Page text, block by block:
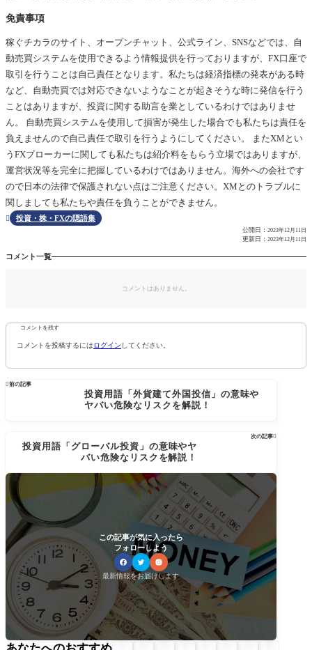
免責事項
稼ぐチカラのサイト、オープンチャット、公式ライン、SNSなどでは、自
動売買システムを使用できるよう情報提供を行っておりますが、FX口座で
取引を行うことは自己責任となります。私たちは経済指標の発表がある時
など、自動売買では対応できないようなことが起きそうな時に発信を行う
ことはありますが、投資に関する助言を業としているわけではありませ
ん。 自動売買システムを使用して損害が発生した場合でも私たちは責任を
負えませんので自己責任で取引を行うようにしてください。 またXMとい
うFXブローカーに関しても私たちは紹介料をもらう立場ではありますが、
運営状況等を完全に把握しているわけではありません。海外への会社です
ので日本の法律で保護されない点はご注意ください。XMとのトラブルに
関しましても私たちや責任を負うことができません。
 投資・株・FXの隠語集
公開日： 2023年12月11日
更新日： 2023年12月11日
コメント一覧
コメントはありません。
コメントを残す
コメントを投稿するにはログイン してください。
前の記事
投資用語「外貨建て外国投信」の意味や
ヤバい危険なリスクを解説！
次の記事
投資用語「グローバル投資」の意味やヤ
バい危険なリスクを解説！
この記事が気に入ったら
フォローしよう
最新情報をお届けします